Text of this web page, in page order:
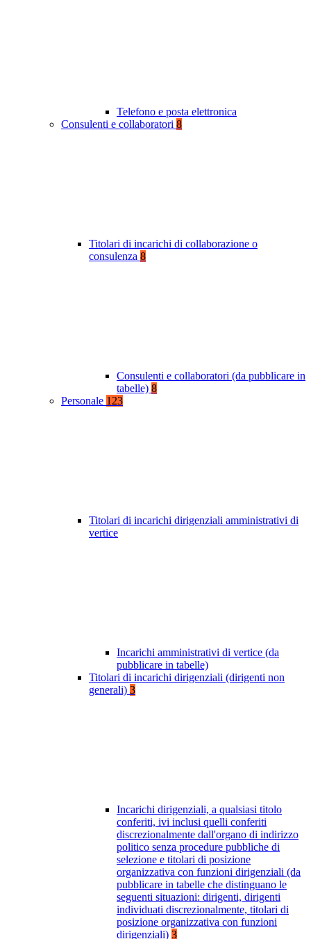
Telefono e posta elettronica
Consulenti e collaboratori 8
Titolari di incarichi di collaborazione o
consulenza 8
Consulenti e collaboratori (da pubblicare in
tabelle) 8
Personale 123
Titolari di incarichi dirigenziali amministrativi di
vertice
Incarichi amministrativi di vertice (da
pubblicare in tabelle)
Titolari di incarichi dirigenziali (dirigenti non
generali) 3
Incarichi dirigenziali, a qualsiasi titolo
conferiti, ivi inclusi quelli conferiti
discrezionalmente dall'organo di indirizzo
politico senza procedure pubbliche di
selezione e titolari di posizione
organizzativa con funzioni dirigenziali (da
pubblicare in tabelle che distinguano le
seguenti situazioni: dirigenti, dirigenti
individuati discrezionalmente, titolari di
posizione organizzativa con funzioni
dirigenziali) 3